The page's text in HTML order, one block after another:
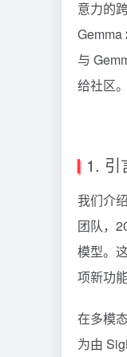
意力的
Gemma
与
给社区。
1. 引
我们介
团队，
模型。
项新功
在多模
为由